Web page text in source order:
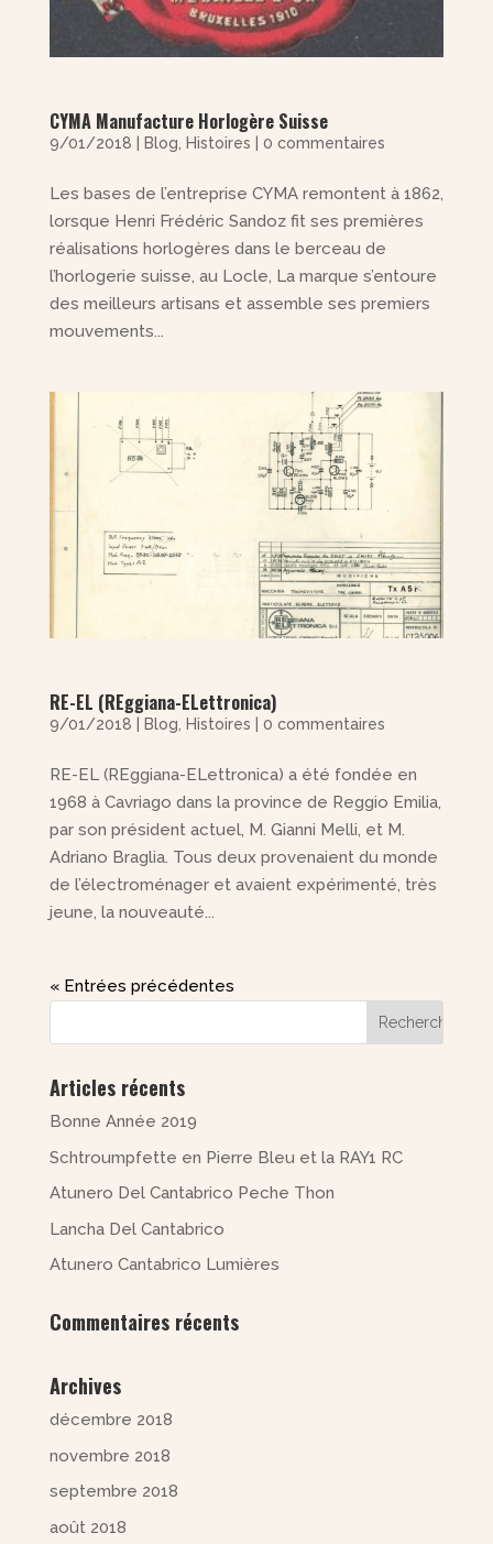
CYMA Manufacture Horlogère Suisse
9/01/2018 Blog, Histoires 0 commentaires
Les bases de l’entreprise CYMA remontent à 1862,
lorsque Henri Frédéric Sandoz fit ses premières
réalisations horlogères dans le berceau de
l’horlogerie suisse, au Locle, La marque s’entoure
des meilleurs artisans et assemble ses premiers
mouvements...
RE-EL (REggiana-ELettronica)
9/01/2018 Blog, Histoires 0 commentaires
RE-EL (REggiana-ELettronica) a été fondée en
1968 à Cavriago dans la province de Reggio Emilia,
par son président actuel, M. Gianni Melli, et M.
Adriano Braglia. Tous deux provenaient du monde
de l’électroménager et avaient expérimenté, très
jeune, la nouveauté...
« Entrées précédentes
Articles récents
Bonne Année 2019
Schtroumpfette en Pierre Bleu et la RAY1 RC
Atunero Del Cantabrico Peche Thon
Lancha Del Cantabrico
Atunero Cantabrico Lumières
Commentaires récents
Archives
décembre 2018
novembre 2018
septembre 2018
août 2018